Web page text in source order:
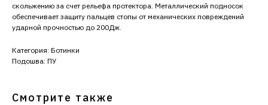
скольжению за счет рельефа протектора. Металлический подносок
обеспечивает защиту пальцев стопы от механических повреждений
ударной прочностью до 200Дж.
Категория: Ботинки
Подошва: ПУ
Смотрите также